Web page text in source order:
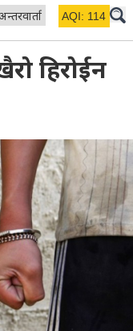
विचार/ब्लग
AQI: 114
हिरोईन